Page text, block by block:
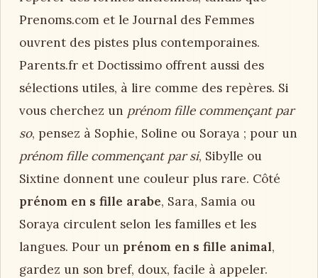
Prenoms.com et le Journal des Femmes
ouvrent des pistes plus contemporaines.
Parents.fr et Doctissimo offrent aussi des
sélections utiles, à lire comme des repères. Si
vous cherchez un prénom fille commençant par
so, pensez à Sophie, Soline ou Soraya ; pour un
prénom fille commençant par si, Sibylle ou
Sixtine donnent une couleur plus rare. Côté
prénom en s fille arabe, Sara, Samia ou
Soraya circulent selon les familles et les
langues. Pour un prénom en s fille animal,
gardez un son bref, doux, facile à appeler.